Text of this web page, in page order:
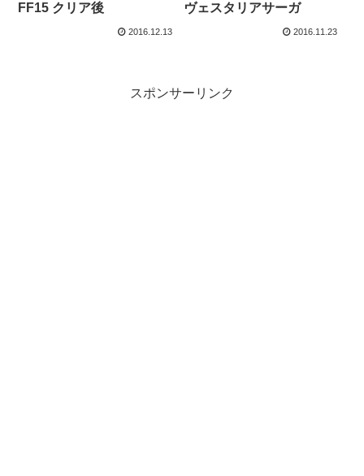
FF15 クリア後
2016.12.13
ヴェスタリアサーガ
2016.11.23
スポンサーリンク